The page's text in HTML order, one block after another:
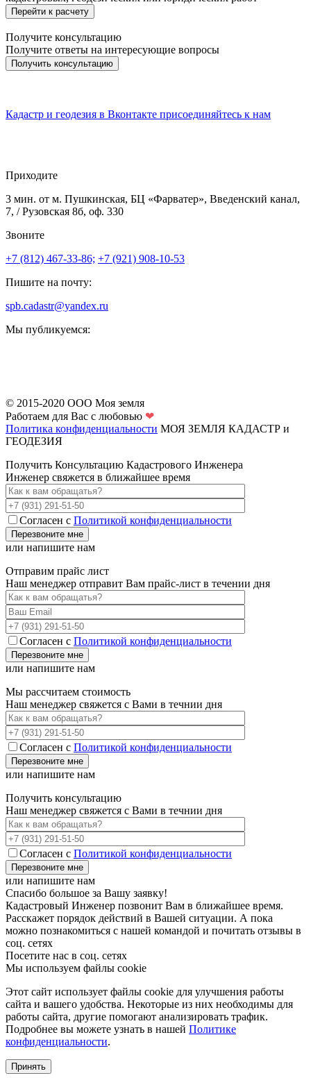
Перейти к расчету
Получите консультацию
Получите ответы на интересующие вопросы
Получить консультацию
Кадастр и геодезия в Вконтакте присоединяйтесь к нам
Приходите
3 мин. от м. Пушкинская, БЦ «Фарватер», Введенский канал,
7, / Рузовская 8б, оф. 330
Звоните
+7 (812) 467-33-86; +7 (921) 908-10-53
Пишите на почту:
spb.cadastr@yandex.ru
Мы публикуемся:
© 2015-2020 ООО Моя земля
Работаем для Вас с любовью ❤
Политика конфиденциальности МОЯ ЗЕМЛЯ КАДАСТР и
ГЕОДЕЗИЯ
Получить Консультацию Кадастрового Инженера
Инженер свяжется в ближайшее время
Согласен с Политикой конфиденциальности
или напишите нам
Отправим прайс лист
Наш менеджер отправит Вам прайс-лист в течении дня
Согласен с Политикой конфиденциальности
или напишите нам
Мы рассчитаем стоимость
Наш менеджер свяжется с Вами в течнии дня
Согласен с Политикой конфиденциальности
или напишите нам
Получить консультацию
Наш менеджер свяжется с Вами в течнии дня
Согласен с Политикой конфиденциальности
или напишите нам
Спасибо большое за Вашу заявку!
Кадастровый Инженер позвонит Вам в ближайшее время.
Расскажет порядок действий в Вашей ситуации. А пока
можно познакомиться с нашей командой и почитать отзывы в
соц. сетях
Посетите нас в соц. сетях
Мы используем файлы cookie
Этот сайт использует файлы cookie для улучшения работы
сайта и вашего удобства. Некоторые из них необходимы для
работы сайта, другие помогают анализировать трафик.
Подробнее вы можете узнать в нашей Политике
конфиденциальности.
Принять